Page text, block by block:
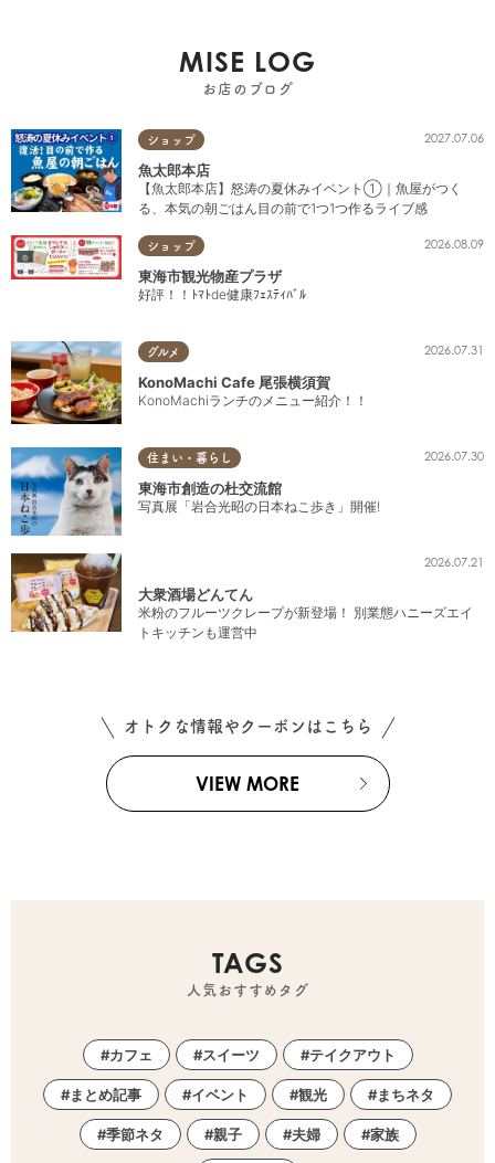
MISE LOG
お店のブログ
ショップ 2027.07.06
魚太郎本店
【魚太郎本店】怒涛の夏休みイベント①｜魚屋がつく
る、本気の朝ごはん目の前で1つ1つ作るライブ感
ショップ 2026.08.09
東海市観光物産プラザ
好評！！ﾄﾏﾄde健康ﾌｪｽﾃｨﾊﾞﾙ
グルメ 2026.07.31
KonoMachi Cafe 尾張横須賀
KonoMachiランチのメニュー紹介！！
住まい・暮らし 2026.07.30
東海市創造の杜交流館
写真展「岩合光昭の日本ねこ歩き」開催!
2026.07.21
大衆酒場どんてん
米粉のフルーツクレープが新登場！ 別業態ハニーズエイ
トキッチンも運営中
オトクな情報やクーポンはこちら
VIEW MORE
TAGS
人気おすすめタグ
カフェ スイーツ テイクアウト
まとめ記事 イベント 観光 まちネタ
季節ネタ 親子 夫婦 家族